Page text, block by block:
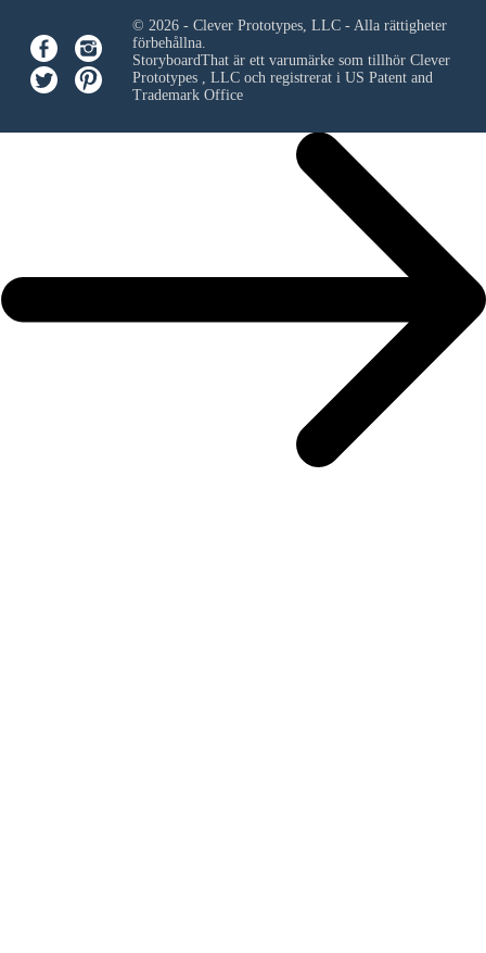
© 2026 - Clever Prototypes, LLC - Alla rättigheter
förbehållna.
StoryboardThat är ett varumärke som tillhör Clever
Prototypes , LLCoch registrerat i US Patent and
Trademark Office